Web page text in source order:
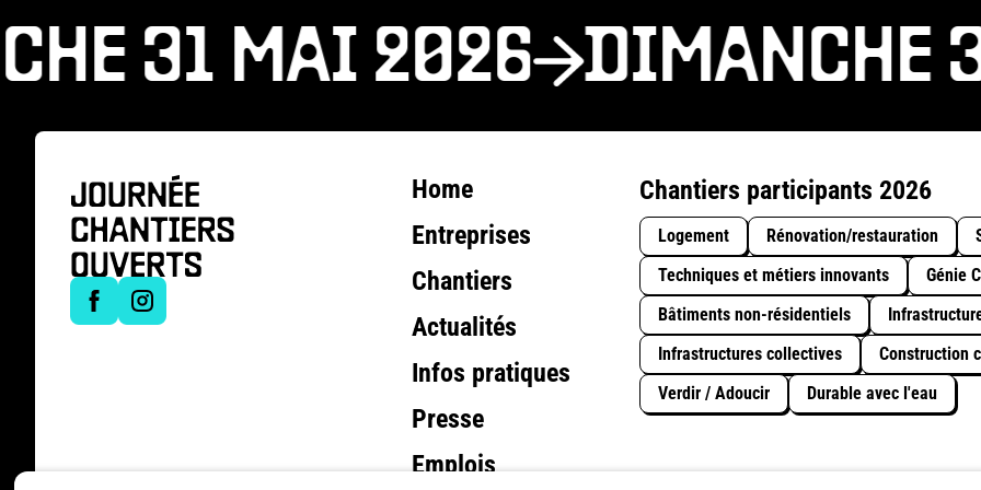
31 MAI 2026 DIMANCHE
Home
Entreprises
Chantiers
Actualités
Infos pratiques
Presse
Emplois
Chantiers participants 2026
Logement Rénovation/restauration
Techniques et métiers innovants
Génie
Bâtiments non-résidentiels
Infrastructures collectives
Construction
Verdir / Adoucir
Durable avec l'eau